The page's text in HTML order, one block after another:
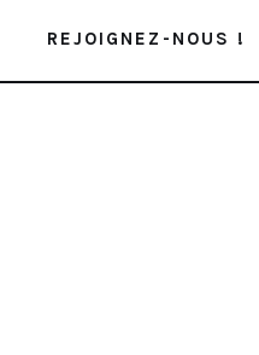
REJOIGNEZ-NOUS !